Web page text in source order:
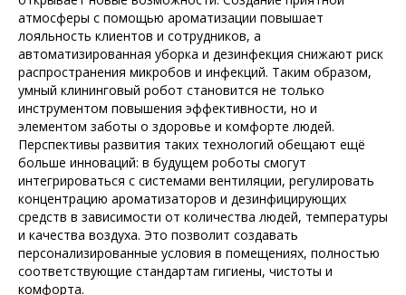
атмосферы с помощью ароматизации повышает
лояльность клиентов и сотрудников, а
автоматизированная уборка и дезинфекция снижают риск
распространения микробов и инфекций. Таким образом,
умный клининговый робот становится не только
инструментом повышения эффективности, но и
элементом заботы о здоровье и комфорте людей.
Перспективы развития таких технологий обещают ещё
больше инноваций: в будущем роботы смогут
интегрироваться с системами вентиляции, регулировать
концентрацию ароматизаторов и дезинфицирующих
средств в зависимости от количества людей, температуры
и качества воздуха. Это позволит создавать
персонализированные условия в помещениях, полностью
соответствующие стандартам гигиены, чистоты и
комфорта.